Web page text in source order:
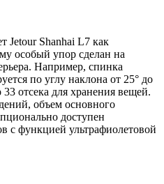
Jetour Shanhai L7 как
особый упор сделан на
Например, спинка
по углу наклона от 25° до
отсека для хранения вещей.
объем основного
доступен
с функцией ультрафиолетовой